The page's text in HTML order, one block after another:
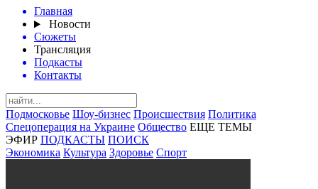
Главная
Новости
Сюжеты
Трансляция
Подкасты
Контакты
Подмосковье Шоу-бизнес Происшествия Политика
Спецоперация на Украине Общество ЕЩЕ ТЕМЫ
ЭФИР ПОДКАСТЫ ПОИСК
Экономика Культура Здоровье Спорт